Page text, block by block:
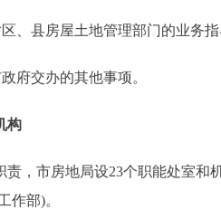
县房屋土地管理部门的业务指
交办的其他事项。
构
市房地局设23个职能处室和
作部)。